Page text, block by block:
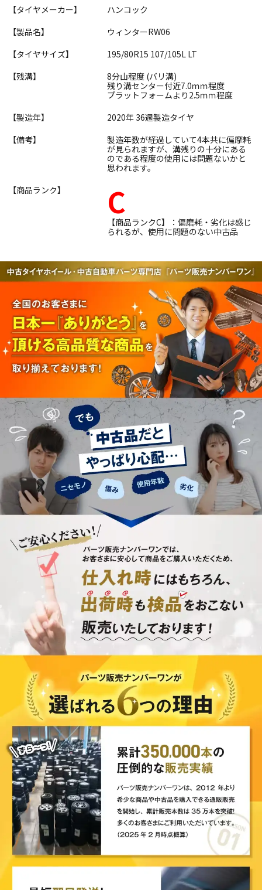
【タイヤメーカー】
ハンコック
【製品名】
ウィンターRW06
【タイヤサイズ】
195/80R15 107/105L LT
【残溝】
8分山程度 (バリ溝)
残り溝センター付近7.0ｍｍ程度
プラットフォームより2.5ｍｍ程度
【製造年】
2020年 36週製造タイヤ
【備考】
製造年数が経過していて4本共に偏摩耗
が見られますが、溝残りの十分にある
のである程度の使用には問題ないかと
思われます。
【商品ランク】
C
【商品ランクC】：偏磨耗・劣化は感じ
られるが、使用に問題のない中古品